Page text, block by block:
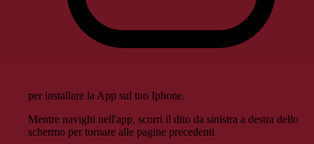
per installare la App sul tuo Iphone.
Mentre navighi nell'app, scorri il dito da sinistra a destra dello
schermo per tornare alle pagine precedenti